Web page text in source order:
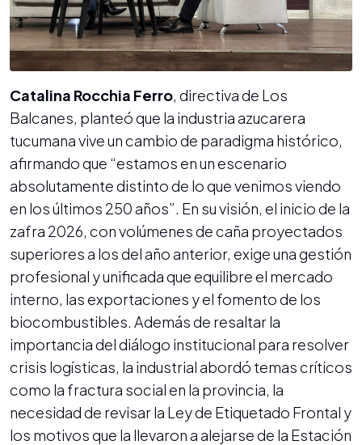
Catalina Rocchia Ferro, directiva de Los
Balcanes, planteó que la industria azucarera
tucumana vive un cambio de paradigma histórico,
afirmando que “estamos en un escenario
absolutamente distinto de lo que venimos viendo
en los últimos 250 años”. En su visión, el inicio de la
zafra 2026, con volúmenes de caña proyectados
superiores a los del año anterior, exige una gestión
profesional y unificada que equilibre el mercado
interno, las exportaciones y el fomento de los
biocombustibles. Además de resaltar la
importancia del diálogo institucional para resolver
crisis logísticas, la industrial abordó temas críticos
como la fractura social en la provincia, la
necesidad de revisar la Ley de Etiquetado Frontal y
los motivos que la llevaron a alejarse de la Estación